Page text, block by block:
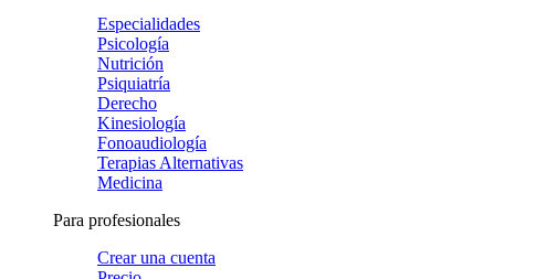
Especialidades
Psicología
Nutrición
Psiquiatría
Derecho
Kinesiología
Fonoaudiología
Terapias Alternativas
Medicina
Para profesionales
Crear una cuenta